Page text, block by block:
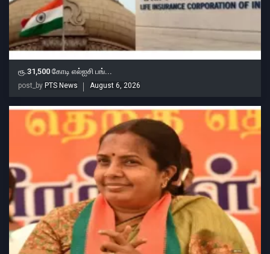
ரூ.31,500 கோடி எல்ஐசி பங்...
post_by PTS News August 6, 2026